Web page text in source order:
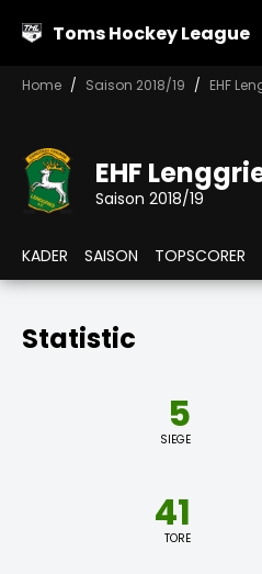
Toms Hockey League
Home Saison 2018/19 EHF
EHF
Saison 2018/19
KADER SAISON TOPSCORER
Statistic
5
SIEGE
41
TORE